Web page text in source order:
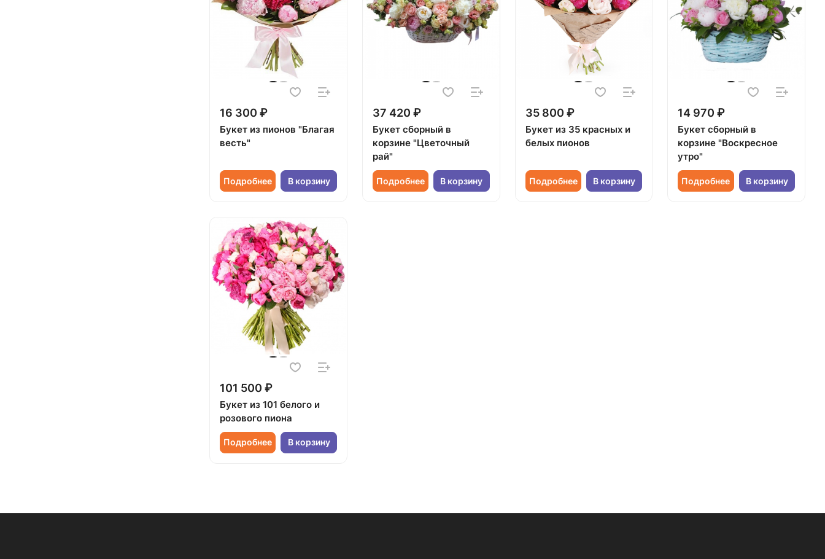
16 300 ₽
Букет из пионов "Благая
весть"
Подробнее В корзину
37 420 ₽
Букет сборный в
корзине "Цветочный
рай"
Подробнее В корзину
35 800 ₽
Букет из 35 красных и
белых пионов
Подробнее В корзину
14 970 ₽
Букет сборный в
корзине "Воскресное
утро"
Подробнее В корзину
101 500 ₽
Букет из 101 белого и
розового пиона
Подробнее В корзину